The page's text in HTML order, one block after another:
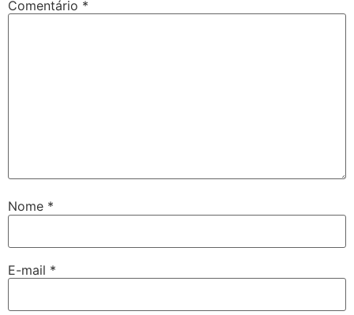
Comentário *
Nome *
E-mail *